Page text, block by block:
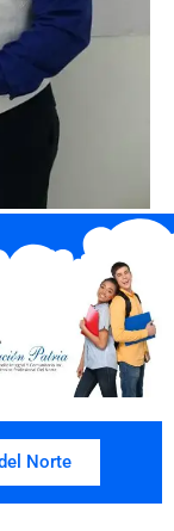
Norte